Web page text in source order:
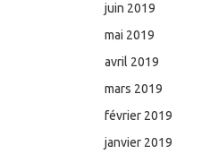
juin 2019
mai 2019
avril 2019
mars 2019
février 2019
janvier 2019